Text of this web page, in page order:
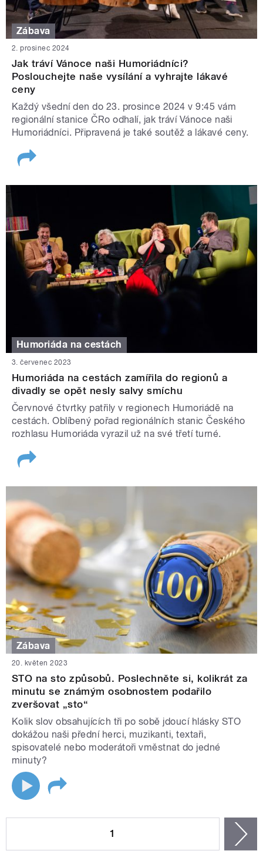
Zábava
2. prosinec 2024
Jak tráví Vánoce naši Humoriádníci?
Poslouchejte naše vysílání a vyhrajte lákavé
ceny
Každý všední den do 23. prosince 2024 v 9:45 vám
regionální stanice ČRo odhalí, jak tráví Vánoce naši
Humoriádníci. Připravená je také soutěž a lákavé ceny.
Humoriáda na cestách
3. červenec 2023
Humoriáda na cestách zamířila do regionů a
divadly se opět nesly salvy smíchu
Červnové čtvrtky patřily v regionech Humoriádě na
cestách. Oblíbený pořad regionálních stanic Českého
rozhlasu Humoriáda vyrazil už na své třetí turné.
Zábava
20. květen 2023
STO na sto způsobů. Poslechněte si, kolikrát za
minutu se známým osobnostem podařilo
zveršovat „sto“
Kolik slov obsahujících tři po sobě jdoucí hlásky STO
dokážou naši přední herci, muzikanti, textaři,
spisovatelé nebo moderátoři vměstnat do jedné
minuty?
1